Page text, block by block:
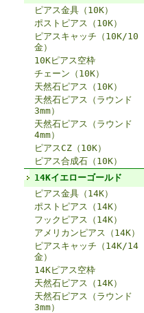
ピアス金具（10K）
ポストピアス（10K）
ピアスキャッチ（10K/10
金）
10Kピアス空枠
チェーン（10K）
天然石ピアス（10K）
天然石ピアス（ラウンド
3mm）
天然石ピアス（ラウンド
4mm）
ピアスCZ（10K）
ピアス合成石（10K）
14Kイエローゴールド
ピアス金具（14K）
ポストピアス（14K）
フックピアス（14K）
アメリカンピアス（14K）
ピアスキャッチ（14K/14
金）
14Kピアス空枠
天然石ピアス（14K）
天然石ピアス（ラウンド
3mm）